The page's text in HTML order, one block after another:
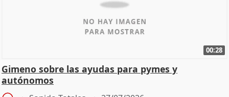
00:28
Gimeno sobre las ayudas para pymes y
autónomos